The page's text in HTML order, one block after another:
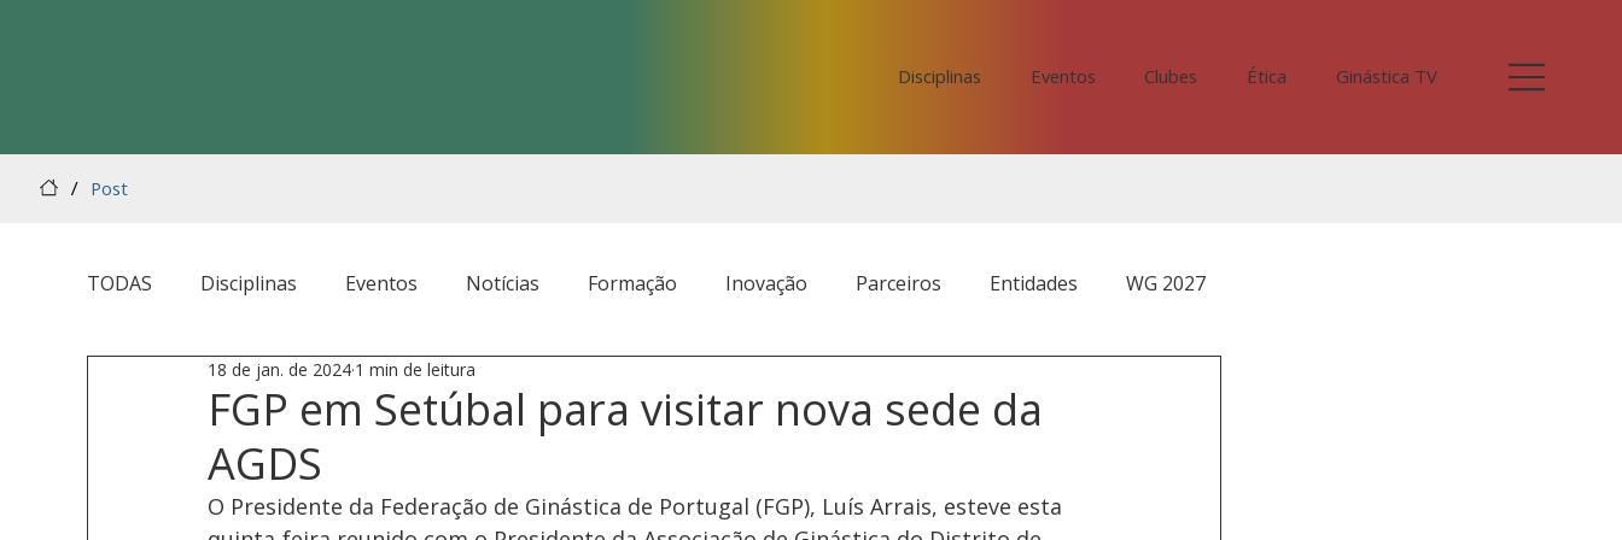
Disciplinas Eventos Clubes Ética Ginástica TV
/ Post
TODAS Disciplinas Eventos Notícias Formação Inovação Parceiros Entidades WG 2027
FGP em Setúbal para visitar nova sede da
AGDS
18 de jan. de 2024 1 min de leitura
O Presidente da Federação de Ginástica de Portugal (FGP), Luís Arrais, esteve esta